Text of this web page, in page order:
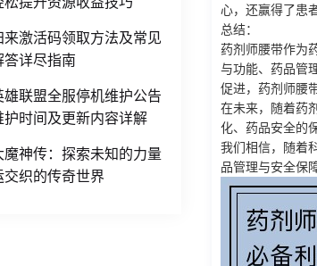
激活码领取方法及常见
答详尽指南
联盟全服停机维护公告
护时间及更新内容详解
魔神传：探索未知的力量
交织的传奇世界
心，还赢得了患
总结：
药剂师腰带作为
与功能、药品管
促进，药剂师腰
在未来，随着药
化、药品安全的
我们相信，随着
品管理与安全保